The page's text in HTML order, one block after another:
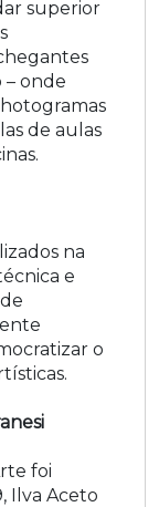
superior
– onde
de aulas
na
e
o
foi
Ilva Aceto